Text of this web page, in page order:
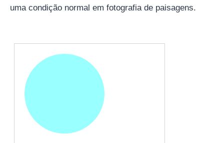
uma condição normal em fotografia de paisagens.